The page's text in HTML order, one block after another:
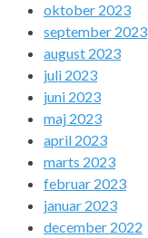
oktober 2023
september 2023
august 2023
juli 2023
juni 2023
maj 2023
april 2023
marts 2023
februar 2023
januar 2023
december 2022